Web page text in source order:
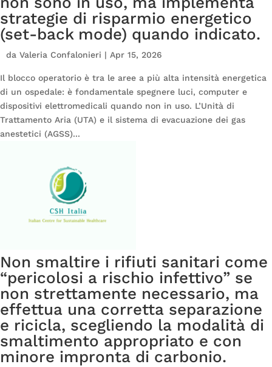
strategie di risparmio energetico
(set-back mode) quando indicato.
da Valeria Confalonieri | Apr 15, 2026
Il blocco operatorio è tra le aree a più alta intensità energetica
di un ospedale: è fondamentale spegnere luci, computer e
dispositivi elettromedicali quando non in uso. L’Unità di
Trattamento Aria (UTA) e il sistema di evacuazione dei gas
anestetici (AGSS)...
Non smaltire i rifiuti sanitari come
“pericolosi a rischio infettivo” se
non strettamente necessario, ma
effettua una corretta separazione
e ricicla, scegliendo la modalità di
smaltimento appropriato e con
minore impronta di carbonio.